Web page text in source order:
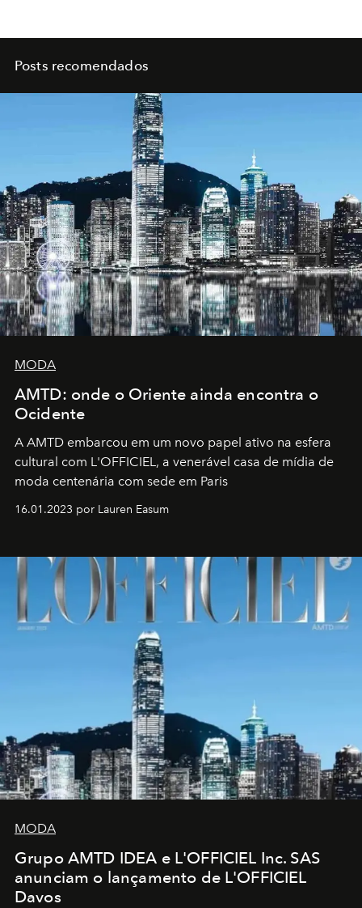
Posts recomendados
MODA
AMTD: onde o Oriente ainda encontra o
Ocidente
A AMTD embarcou em um novo papel ativo na esfera
cultural com L'OFFICIEL, a venerável casa de mídia de
moda centenária com sede em Paris
16.01.2023 por Lauren Easum
MODA
Grupo AMTD IDEA e L'OFFICIEL Inc. SAS
anunciam o lançamento de L'OFFICIEL
Davos